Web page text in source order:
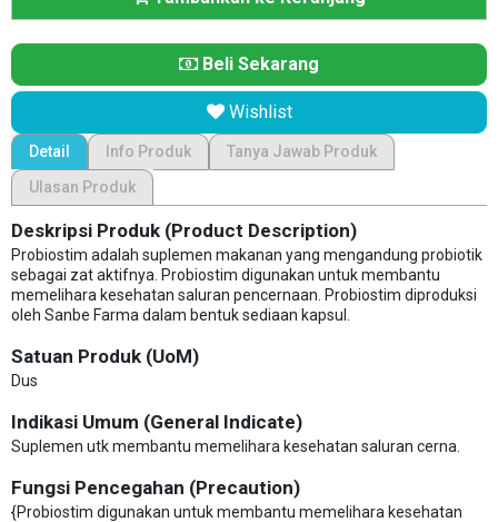
Beli Sekarang
Wishlist
Detail Info Produk
Tanya Jawab Produk
Ulasan Produk
Deskripsi Produk (Product Description)
Probiostim adalah suplemen makanan yang mengandung probiotik
sebagai zat aktifnya. Probiostim digunakan untuk membantu
memelihara kesehatan saluran pencernaan. Probiostim diproduksi
oleh Sanbe Farma dalam bentuk sediaan kapsul.
Satuan Produk (UoM)
Dus
Indikasi Umum (General Indicate)
Suplemen utk membantu memelihara kesehatan saluran cerna.
Fungsi Pencegahan (Precaution)
{Probiostim digunakan untuk membantu memelihara kesehatan